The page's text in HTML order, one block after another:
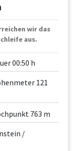
wir das
aus.
00:50 h
121
763 m
/